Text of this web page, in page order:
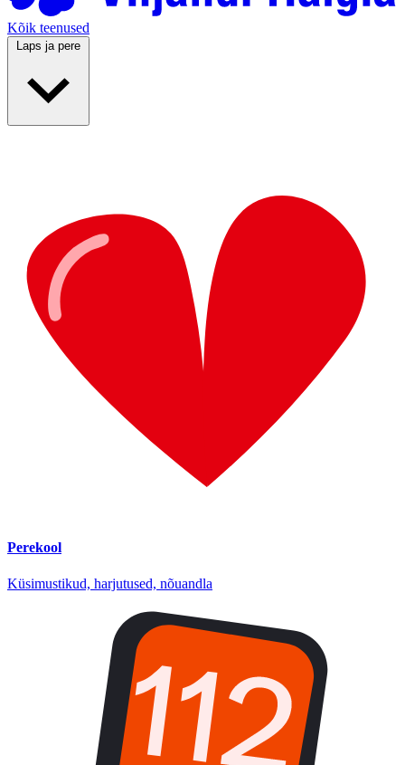
Kõik teenused
Laps ja pere
Perekool
Küsimustikud, harjutused, nõuandla